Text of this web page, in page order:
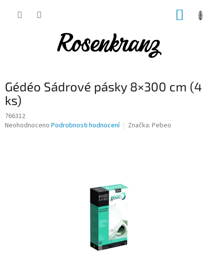
Gédéo Sádrové pásky 8×300 cm (4
ks)
766312
Průměrné
Neohodnoceno Podrobnosti hodnocení Značka: Pebeo